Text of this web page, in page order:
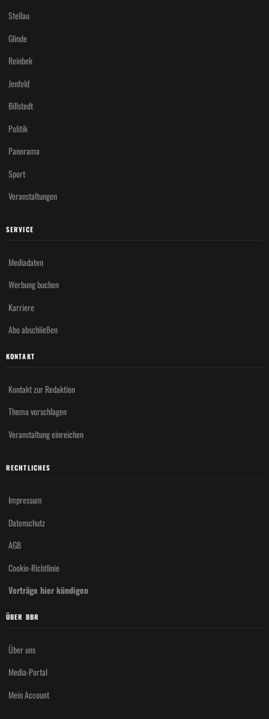
Stellau
Glinde
Reinbek
Jenfeld
Billstedt
Politik
Panorama
Sport
Veranstaltungen
SERVICE
Mediadaten
Werbung buchen
Karriere
Abo abschließen
KONTAKT
Kontakt zur Redaktion
Thema vorschlagen
Veranstaltung einreichen
RECHTLICHES
Impressum
Datenschutz
AGB
Cookie-Richtlinie
Verträge hier kündigen
ÜBER BBR
Über uns
Media-Portal
Mein Account